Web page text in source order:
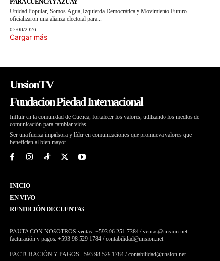
PARA CUENCA Y AZUAY
Unidad Popular, Somos Agua, Izquierda Democrática y Movimiento Futuro
oficializaron una alianza electoral para...
07/08/2026
Cargar más
UnsionTV
Fundacion Piedad Internacional
Influir en la comunidad de Cuenca, fortalecer los valores, utilizando los medios de
comunicación para cambiar vidas.
Ser una fuerza impulsora y líder en comunicaciones que promueva valores que
beneficien al bien mayor.
INICIO
EN VIVO
RENDICIÓN DE CUENTAS
PAUTA CON NOSOTROS ventas: +593 96 251 7384 / ventas@unsion.net
facturación y pagos: +593 98 529 1784 / contabilidad@unsion.net
FACTURACIÓN Y PAGOS +593 98 529 1784 / contabilidad@unsion.net